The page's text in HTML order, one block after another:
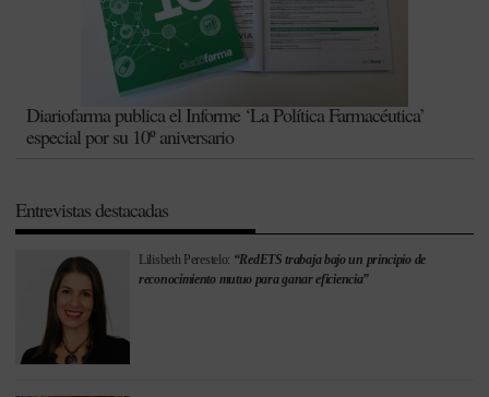
Diariofarma publica el Informe ‘La Política Farmacéutica’
especial por su 10º aniversario
Entrevistas destacadas
Lilisbeth Perestelo: “RedETS trabaja bajo un principio de
reconocimiento mutuo para ganar eficiencia”